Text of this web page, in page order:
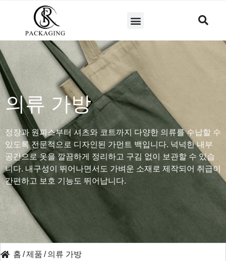
의류 가방
정장과 원피스부터 셔츠와 코트까지 다양한 의류를 수납할 수
있도록 전문적으로 디자인된 가먼트 백입니다. 넉넉한 내부
공간으로 옷을 깔끔하게 정리하고 구김 없이 보관할 수 있습
니다. 내구성이 뛰어나면서도 가벼운 소재로 제작되어 취급이
간편하고 보호 기능도 뛰어납니다.
홈 /제품 / 의류 가방